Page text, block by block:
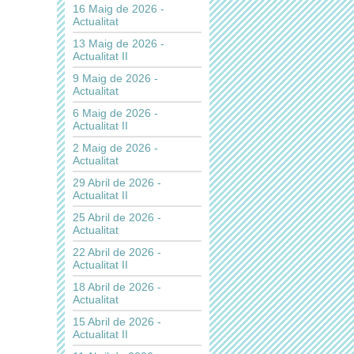
16 Maig de 2026 -
Actualitat
13 Maig de 2026 -
Actualitat II
9 Maig de 2026 -
Actualitat
6 Maig de 2026 -
Actualitat II
2 Maig de 2026 -
Actualitat
29 Abril de 2026 -
Actualitat II
25 Abril de 2026 -
Actualitat
22 Abril de 2026 -
Actualitat II
18 Abril de 2026 -
Actualitat
15 Abril de 2026 -
Actualitat II